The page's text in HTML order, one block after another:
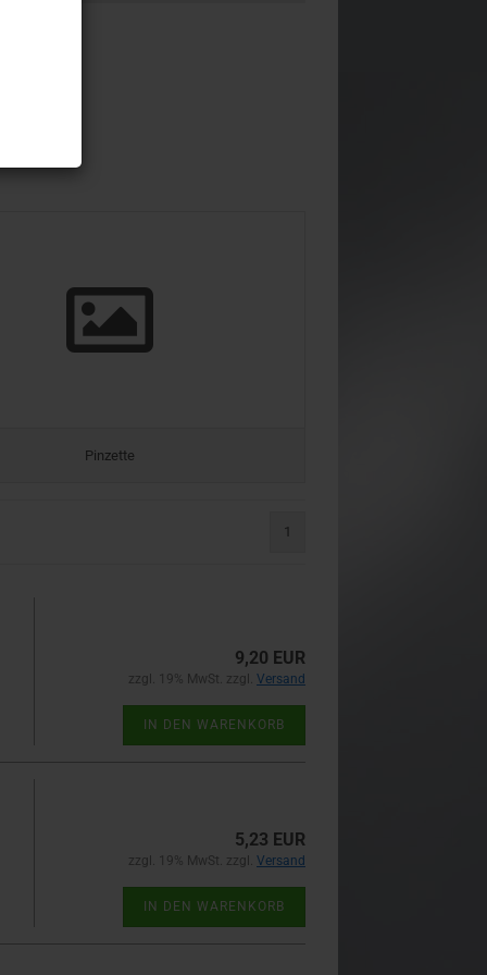
Pinzette
1
9,20 EUR
zzgl. 19% MwSt. zzgl. Versand
IN DEN WARENKORB
5,23 EUR
zzgl. 19% MwSt. zzgl. Versand
IN DEN WARENKORB